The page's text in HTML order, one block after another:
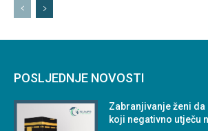
POSLJEDNJE NOVOSTI
Zabranjivanje ženi
koji negativno utječu